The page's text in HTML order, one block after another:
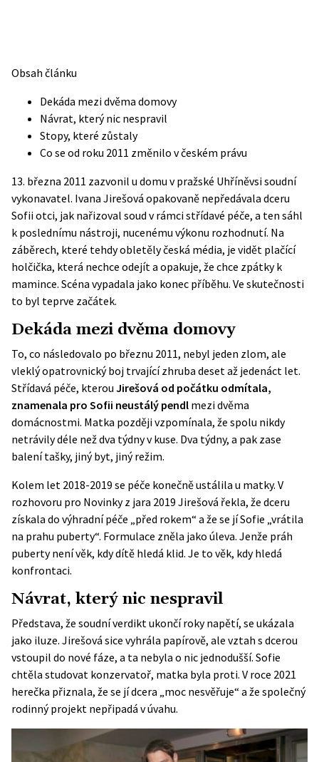
Obsah článku
Dekáda mezi dvěma domovy
Návrat, který nic nespravil
Stopy, které zůstaly
Co se od roku 2011 změnilo v českém právu
13. března 2011 zazvonil u domu v pražské Uhříněvsi soudní
vykonavatel. Ivana Jirešová opakovaně nepředávala dceru
Sofii otci, jak nařizoval soud v rámci střídavé péče, a ten sáhl
k poslednímu nástroji, nucenému výkonu rozhodnutí. Na
záběrech, které tehdy obletěly česká média, je vidět plačící
holčička, která nechce odejít a opakuje, že chce zpátky k
mamince. Scéna vypadala jako konec příběhu. Ve skutečnosti
to byl teprve začátek.
Dekáda mezi dvěma domovy
To, co následovalo po březnu 2011, nebyl jeden zlom, ale
vleklý opatrovnický boj trvající zhruba deset až jedenáct let.
Střídavá péče, kterou Jirešová od počátku odmítala,
znamenala pro Sofii neustálý pendl mezi dvěma
domácnostmi. Matka později vzpomínala, že spolu nikdy
netrávily déle než dva týdny v kuse. Dva týdny, a pak zase
balení tašky, jiný byt, jiný režim.
Kolem let 2018-2019 se péče konečně ustálila u matky. V
rozhovoru pro Novinky z jara 2019 Jirešová řekla, že dceru
získala do výhradní péče „před rokem“ a že se jí Sofie „vrátila
na prahu puberty“. Formulace zněla jako úleva. Jenže práh
puberty není věk, kdy dítě hledá klid. Je to věk, kdy hledá
konfrontaci.
Návrat, který nic nespravil
Představa, že soudní verdikt ukončí roky napětí, se ukázala
jako iluze. Jirešová sice vyhrála papírově, ale vztah s dcerou
vstoupil do nové fáze, a ta nebyla o nic jednodušší. Sofie
chtěla studovat konzervatoř, matka byla proti. V roce 2021
herečka přiznala, že se jí dcera „moc nesvěřuje“ a že společný
rodinný projekt nepřipadá v úvahu.